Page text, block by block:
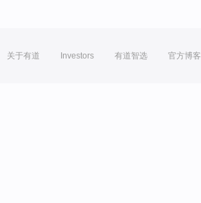
关于有道 Investors 有道智选 官方博客